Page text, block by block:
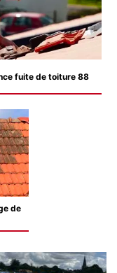
fuite de toiture 88
de